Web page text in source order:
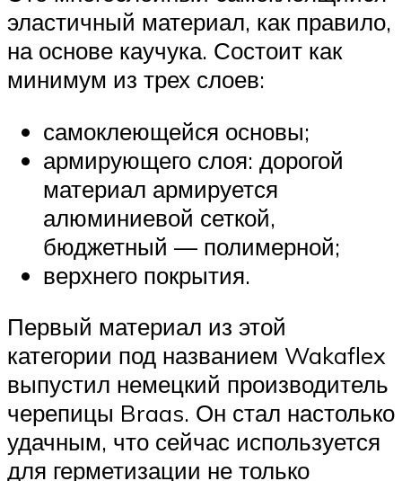
эластичный материал, как правило,
на основе каучука. Состоит как
минимум из трех слоев:
самоклеющейся основы;
армирующего слоя: дорогой
материал армируется
алюминиевой сеткой,
бюджетный — полимерной;
верхнего покрытия.
Первый материал из этой
категории под названием Wakaflex
выпустил немецкий производитель
черепицы Braas. Он стал настолько
удачным, что сейчас используется
для герметизации не только